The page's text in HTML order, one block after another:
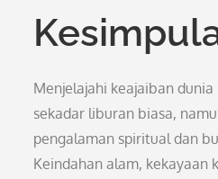
Menjelajahi keajaiban
sekadar liburan biasa,
pengalaman spiritual dan
Keindahan alam, kekayaan